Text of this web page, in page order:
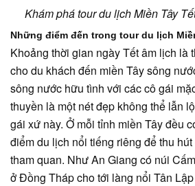
Khám phá tour du lịch Miền Tây
Những điểm đến trong tour du lịch
Khoảng thời gian ngày Tết âm lịch là
cho du khách đến miền Tây sông
sông nước hữu tình với các cô gái
thuyền là một nét đẹp không thể lẫn
gái xứ này. Ở mỗi tỉnh miền Tây đều
điểm du lịch nổi tiếng riêng để thu
tham quan. Như An Giang có núi
ở Đồng Tháp cho tới làng nổi Tân